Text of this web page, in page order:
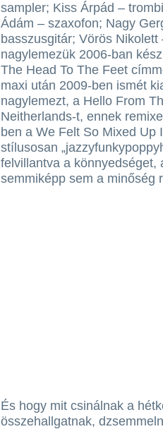
sampler; Kiss Árpád –
Ádám – szaxofon; Nagy
basszusgitár; Vörös Nikolett
nagylemezük 2006-ban
The Head To The Feet
maxi után 2009-ben ismét
nagylemezt, a Hello From
Neitherlands-t, ennek
ben a We Felt So Mixed Up
stílusosan
felvillantva a könnyedséget,
semmiképp sem a minőség
És hogy mit csinálnak a
összehallgatnak,